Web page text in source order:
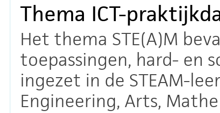
Thema ICT-
Het thema STE(A)M
toepassingen, hard- en
ingezet in de STEAM-
Engineering, Arts,